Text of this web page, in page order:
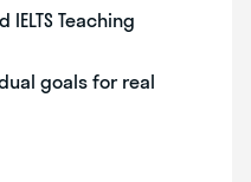
IELTS Teaching
goals for real